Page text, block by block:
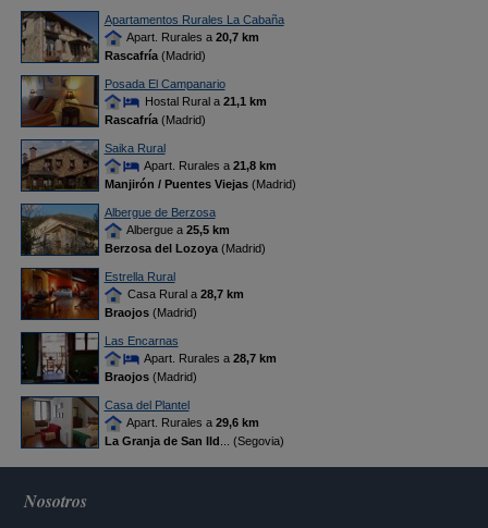
Apartamentos Rurales La Cabaña
Apart. Rurales a 20,7 km
Rascafría(Madrid)
Posada El Campanario
Hostal Rural a 21,1 km
Rascafría(Madrid)
Saika Rural
Apart. Rurales a 21,8 km
Manjirón / Puentes Viejas(Madrid)
Albergue de Berzosa
Albergue a 25,5 km
Berzosa del Lozoya(Madrid)
Estrella Rural
Casa Rural a 28,7 km
Braojos(Madrid)
Las Encarnas
Apart. Rurales a 28,7 km
Braojos(Madrid)
Casa del Plantel
Apart. Rurales a 29,6 km
La Granja de San Ild ... (Segovia)
Nosotros